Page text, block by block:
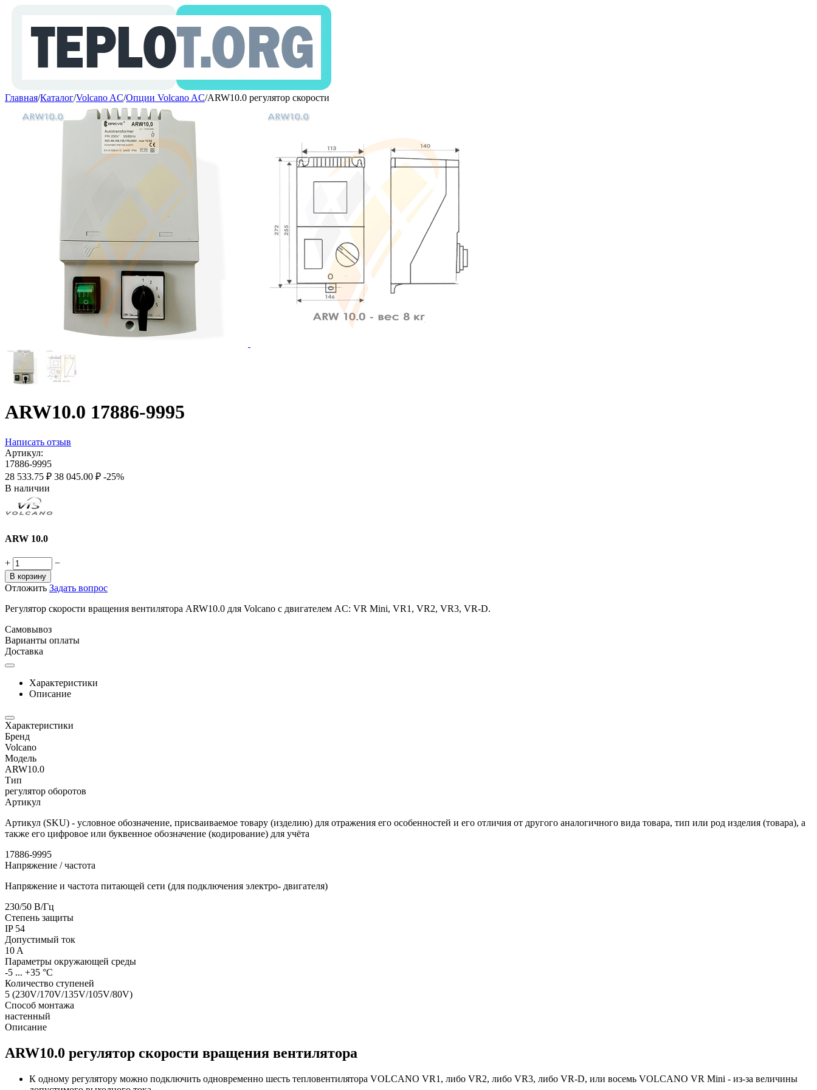
Главная/Каталог/Volcano AC/Опции Volcano AC/ARW10.0 регулятор скорости
ARW10.0 17886-9995
Написать отзыв
Артикул:
17886-9995
28 533.75 ₽ 38 045.00 ₽ -25%
В наличии
ARW 10.0
+ −
В корзину
Отложить Задать вопрос
Регулятор скорости вращения вентилятора ARW10.0 для Volcano с двигателем AC: VR Mini, VR1, VR2, VR3, VR-D.
Самовывоз
Варианты оплаты
Доставка
Характеристики
Описание
Характеристики
Бренд
Volcano
Модель
ARW10.0
Тип
регулятор оборотов
Артикул
Артикул (SKU) - условное обозначение, присваиваемое товару (изделию) для отражения его особенностей и его отличия от другого аналогичного вида товара, тип или род изделия (товара), а
также его цифровое или буквенное обозначение (кодирование) для учёта
17886-9995
Напряжение / частота
Напряжение и частота питающей сети (для подключения электро- двигателя)
230/50 В/Гц
Степень защиты
IP54
Допустимый ток
10A
Параметры окружающей среды
-5 ... +35 °С
Количество ступеней
5 (230V/170V/135V/105V/80V)
Способ монтажа
настенный
Описание
ARW10.0 регулятор скорости вращения вентилятора
К одному регулятору можно подключить одновременно шесть тепловентилятора VOLCANO VR1, либо VR2, либо VR3, либо VR-D, или восемь VOLCANO VR Mini - из-за величины